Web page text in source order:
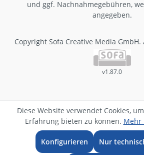
und ggf. Nachnahmegebühren,
angegeben.
Copyright Sofa Creative Media GmbH.
v1.87.0
Diese Website verwendet Cookies,
Erfahrung bieten zu können. Mehr
Nur
Konfigurieren